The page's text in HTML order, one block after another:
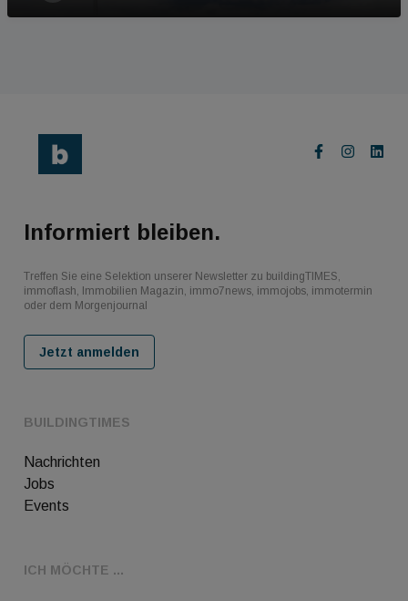
BUILDINGTIMES
Nachrichten
Jobs
Events
ICH MÖCHTE ...
Informiert bleiben.
Treffen Sie eine Selektion unserer Newsletter zu buildingTIMES,
immoflash, Immobilien Magazin, immo7news, immojobs, immotermin
oder dem Morgenjournal
Jetzt anmelden